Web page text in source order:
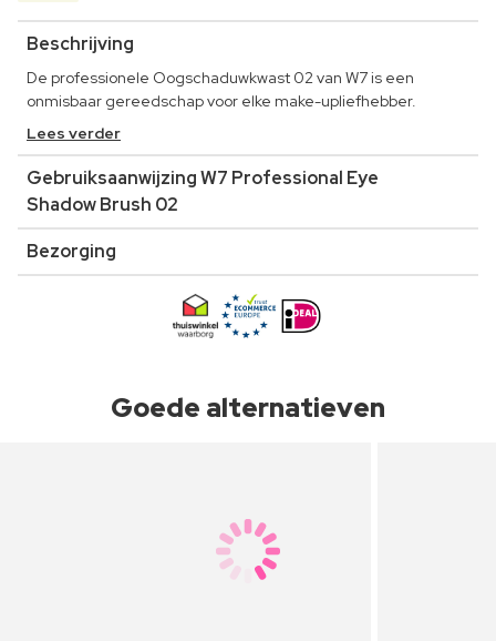
Beschrijving
De professionele Oogschaduwkwast 02 van W7 is een
onmisbaar gereedschap voor elke make-upliefhebber.
Lees verder
Gebruiksaanwijzing W7 Professional Eye
Shadow Brush 02
Bezorging
Goede alternatieven